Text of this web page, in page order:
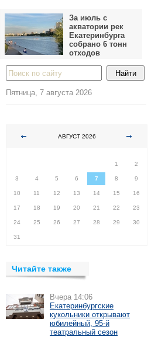
За июль с
акватории рек
Екатеринбурга
собрано 6 тонн
отходов
Пятница, 7 августа 2026
АВГУСТ 2026
1
2
3 4 5 6 7 8 9
10 11 12 13 14 15 16
17 18 19 20 21 22 23
24 25 26 27 28 29 30
31
Читайте также
Вчера 14:06
Екатеринбургские
кукольники открывают
юбилейный, 95-й
театральный сезон